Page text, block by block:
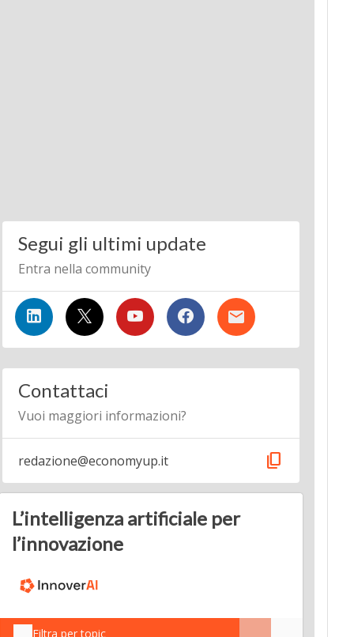
Segui gli ultimi update
Entra nella community
Contattaci
Vuoi maggiori informazioni?
redazione@economyup.it content_copy
L’intelligenza artificiale per
l’innovazione
Filtra per topic